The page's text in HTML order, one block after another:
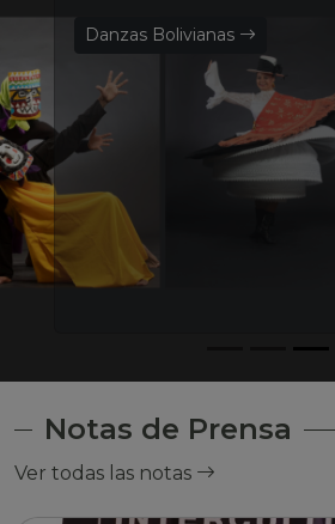
Danzas Bolivianas
Notas de Prensa
Ver todas las notas